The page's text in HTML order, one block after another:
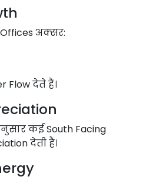
अक्सर:
Flow देते हैं।
कई South Facing
देती हैं।